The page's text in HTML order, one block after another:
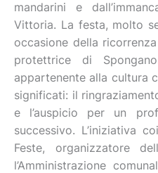
mandarini e
Vittoria. La festa, molto
occasione della
protettrice di
appartenente alla cultura
significati: il
e l’auspicio per un
successivo. L’iniziativa
Feste, organizzatore
l’Amministrazione